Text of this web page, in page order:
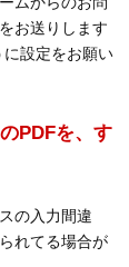
お送りします
設定をお願い
PDFを、す
の入力間違
れてる場合が